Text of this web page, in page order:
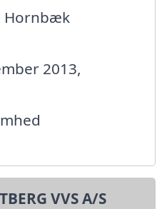
Hornbæk
2013,
VVS A/S